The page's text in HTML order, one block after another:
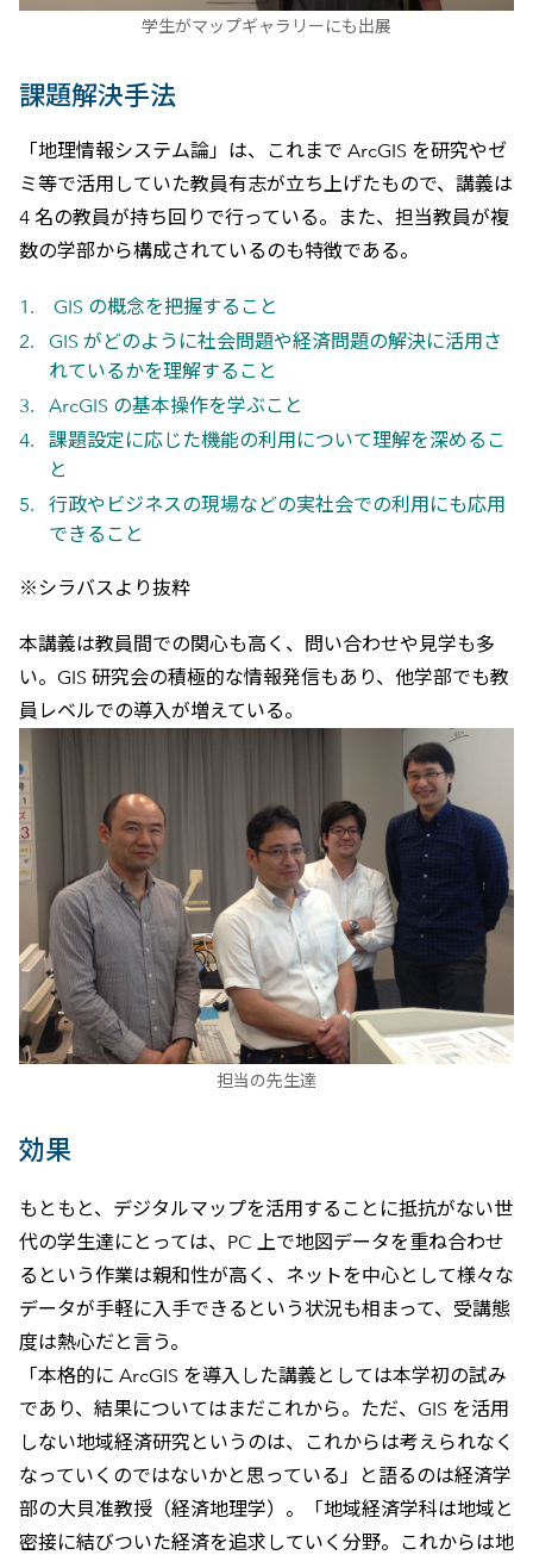
学生がマップギャラリーにも出展
課題解決手法
「地理情報システム論」は、これまで ArcGIS を研究やゼ
ミ等で活用していた教員有志が立ち上げたもので、講義は
4 名の教員が持ち回りで行っている。また、担当教員が複
数の学部から構成されているのも特徴である。
GIS の概念を把握すること
GIS がどのように社会問題や経済問題の解決に活用さ
れているかを理解すること
ArcGIS の基本操作を学ぶこと
課題設定に応じた機能の利用について理解を深めるこ
と
行政やビジネスの現場などの実社会での利用にも応用
できること
※シラバスより抜粋
本講義は教員間での関心も高く、問い合わせや見学も多
い。GIS 研究会の積極的な情報発信もあり、他学部でも教
員レベルでの導入が増えている。
担当の先生達
効果
もともと、デジタルマップを活用することに抵抗がない世
代の学生達にとっては、PC 上で地図データを重ね合わせ
るという作業は親和性が高く、ネットを中心として様々な
データが手軽に入手できるという状況も相まって、受講態
度は熱心だと言う。
「本格的に ArcGIS を導入した講義としては本学初の試み
であり、結果についてはまだこれから。ただ、GIS を活用
しない地域経済研究というのは、これからは考えられなく
なっていくのではないかと思っている」と語るのは経済学
部の大貝准教授（経済地理学）。「地域経済学科は地域と
密接に結びついた経済を追求していく分野。これからは地